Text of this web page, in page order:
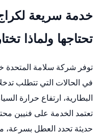
خدمة سريعة
تحتاجها ولماذا
توفر شركة سلامة المتحدة
في الحالات التي تتطلب
البطارية، ارتفاع حرارة
تعتمد الخدمة على فنيين
حديثة تحدد العطل بسرعة،